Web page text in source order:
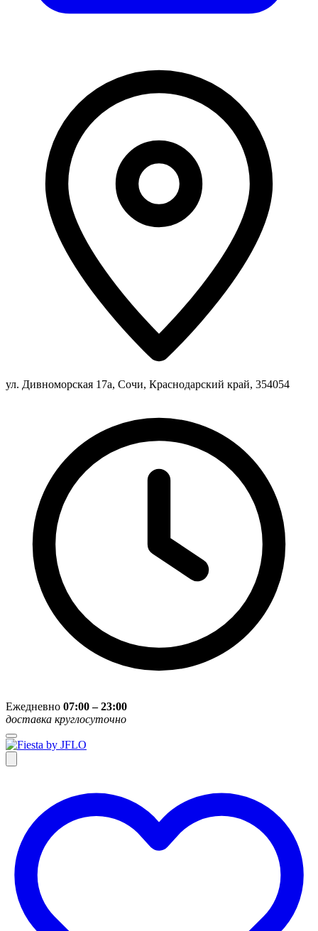
ул. Дивноморская 17а, Сочи, Краснодарский край, 354054
Ежедневно 07:00 – 23:00
доставка круглосуточно